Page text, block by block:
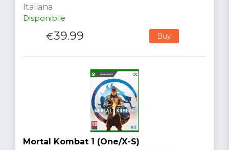
Italiana
Disponibile
€39.99 Buy
Mortal Kombat 1 (One/X-S)